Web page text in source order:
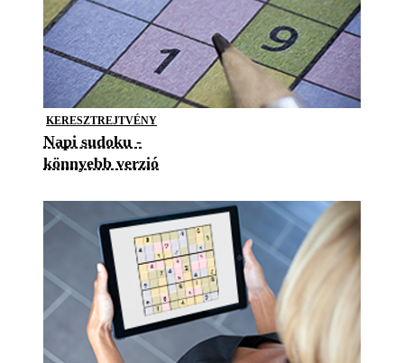
KERESZTREJTVÉNY
Napi sudoku -
könnyebb verzió